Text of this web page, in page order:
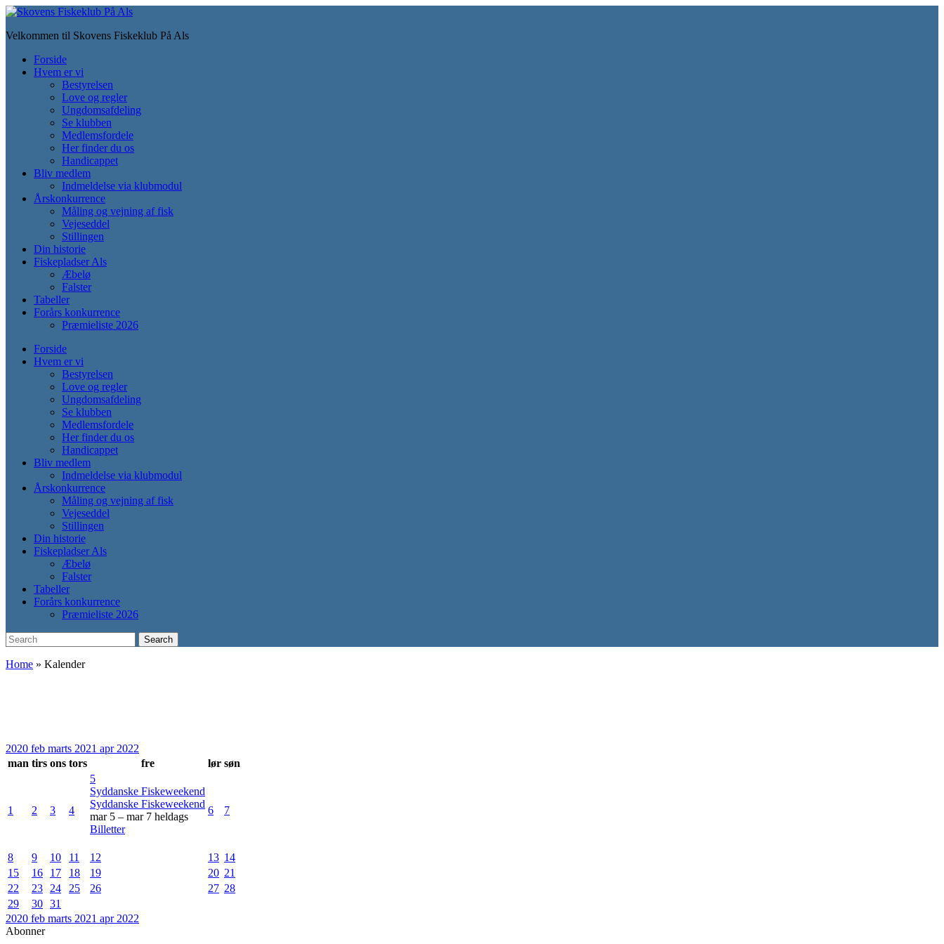
Skip
main
Velkommen til Skovens Fiskeklub På Als
Toggle
mobile
Forside
Hvem er vi
Bestyrelsen
Love og regler
Ungdomsafdeling
Se klubben
Medlemsfordele
Her finder du os
Handicappet
Bliv medlem
Indmeldelse via klubmodul
Årskonkurrence
Måling og vejning af fisk
Vejeseddel
Stillingen
Din historie
Fiskepladser Als
Æbelø
Falster
Tabeller
Forårs konkurrence
Præmieliste 2026
Forside
Hvem er vi
Bestyrelsen
Love og regler
Ungdomsafdeling
Se klubben
Medlemsfordele
Her finder du os
Handicappet
Bliv medlem
Indmeldelse via klubmodul
Årskonkurrence
Måling og vejning af fisk
Vejeseddel
Stillingen
Din historie
Fiskepladser Als
Æbelø
Falster
Tabeller
Forårs konkurrence
Præmieliste 2026
Search
for:
Search
Home » Kalender
2020 feb marts 2021 apr 2022
man tirs ons tors fre lør søn
1 2 3 4
5
Syddanske Fiskeweekend
Syddanske Fiskeweekend
mar 5 – mar 7 heldags
Billetter
6 7
8 9 10 11 12 13 14
15
16 17 18 19 20 21
22
23 24 25 26 27 28
29
30 31
2020 feb marts 2021 apr 2022
Abonner